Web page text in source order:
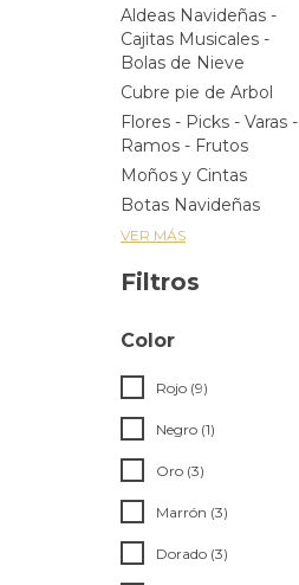
Aldeas Navideñas -
Cajitas Musicales -
Bolas de Nieve
Cubre pie de Arbol
Flores - Picks - Varas -
Ramos - Frutos
Moños y Cintas
Botas Navideñas
VER MÁS
Filtros
Color
Rojo (9)
Negro (1)
Oro (3)
Marrón (3)
Dorado (3)